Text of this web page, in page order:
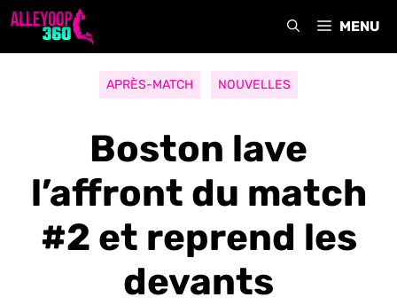
Aller
MENU
APRÈS-MATCH NOUVELLES
Boston lave
l’affront du match
#2 et reprend les
devants